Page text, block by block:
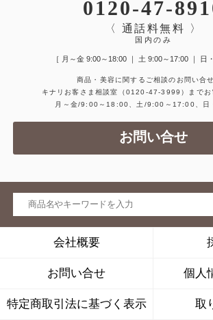
0120-47-
〈 通話料無料 〉
国内のみ
［ 月～金 9:00～18:00 ｜ 土 9:00～17:00 ｜ 日
商品・美容に関するご相談のお問い合せ
キナリお客さま相談室
（0120-47-3999）
までお
月～金/9:00～18:00、土/9:00～17:00、日
お問い合せ
会社概要
お問い合せ 個人
特定商取引法に基づく表示 取